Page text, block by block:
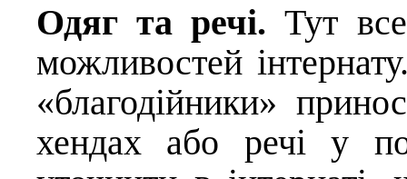
Одяг та речі. Тут
можливостей
«благодійники»
хендах або речі у